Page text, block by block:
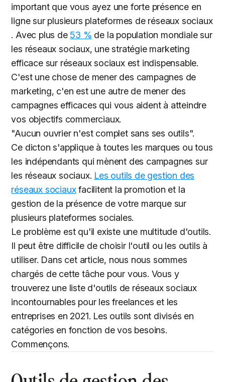
important que vous ayez une forte présence en
ligne sur plusieurs plateformes de réseaux sociaux
. Avec plus de 53 % de la population mondiale sur
les réseaux sociaux, une stratégie marketing
efficace sur réseaux sociaux est indispensable.
C'est une chose de mener des campagnes de
marketing, c'en est une autre de mener des
campagnes efficaces qui vous aident à atteindre
vos objectifs commerciaux.
"Aucun ouvrier n'est complet sans ses outils".
Ce dicton s'applique à toutes les marques ou tous
les indépendants qui mènent des campagnes sur
les réseaux sociaux. Les outils de gestion des
réseaux sociauxfacilitent la promotion et la
gestion de la présence de votre marque sur
plusieurs plateformes sociales.
Le problème est qu'il existe une multitude d'outils.
Il peut être difficile de choisir l'outil ou les outils à
utiliser. Dans cet article, nous nous sommes
chargés de cette tâche pour vous. Vous y
trouverez une liste d'outils de réseaux sociaux
incontournables pour les freelances et les
entreprises en 2021. Les outils sont divisés en
catégories en fonction de vos besoins.
Commençons.